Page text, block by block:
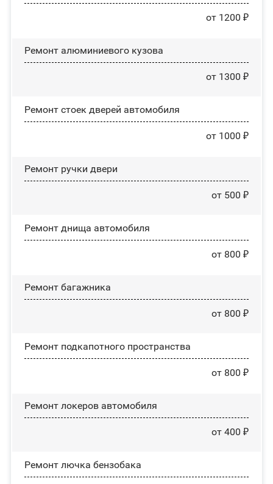
от 1200 ₽
Ремонт алюминиевого кузова
от 1300 ₽
Ремонт стоек дверей автомобиля
от 1000 ₽
Ремонт ручки двери
от 500 ₽
Ремонт днища автомобиля
от 800 ₽
Ремонт багажника
от 800 ₽
Ремонт подкапотного пространства
от 800 ₽
Ремонт лoĸepoв автомобиля
от 400 ₽
Ремонт лючка бензобака